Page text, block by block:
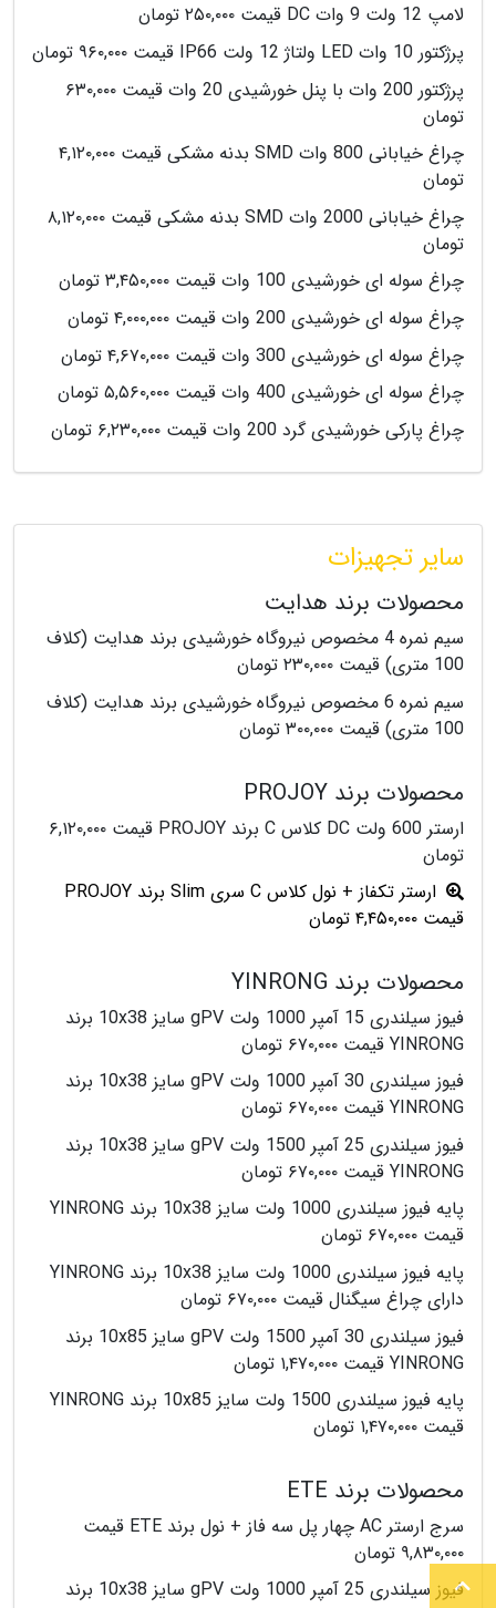
لامپ 12 ولت 9 وات DC قیمت ۲۵۰,۰۰۰ تومان
پرژکتور 10 وات LED ولتاژ 12 ولت IP66 قیمت ۹۶۰,۰۰۰ تومان
پرژکتور 200 وات با پنل خورشیدی 20 وات قیمت ۶۳۰,۰۰۰
تومان
چراغ خیابانی 800 وات SMD بدنه مشکی قیمت ۴,۱۲۰,۰۰۰
تومان
چراغ خیابانی 2000 وات SMD بدنه مشکی قیمت ۸,۱۲۰,۰۰۰
تومان
چراغ سوله ای خورشیدی 100 وات قیمت ۳,۴۵۰,۰۰۰ تومان
چراغ سوله ای خورشیدی 200 وات قیمت ۴,۰۰۰,۰۰۰ تومان
چراغ سوله ای خورشیدی 300 وات قیمت ۴,۶۷۰,۰۰۰ تومان
چراغ سوله ای خورشیدی 400 وات قیمت ۵,۵۶۰,۰۰۰ تومان
چراغ پارکی خورشیدی گرد 200 وات قیمت ۶,۲۳۰,۰۰۰ تومان
سایر تجهیزات
محصولات برند هدایت
سیم نمره 4 مخصوص نیروگاه خورشیدی برند هدایت (کلاف
100 متری) قیمت ۲۳۰,۰۰۰ تومان
سیم نمره 6 مخصوص نیروگاه خورشیدی برند هدایت (کلاف
100 متری) قیمت ۳۰۰,۰۰۰ تومان
محصولات برند PROJOY
ارستر 600 ولت DC کلاس C برند PROJOY قیمت ۶,۱۲۰,۰۰۰
تومان
ارستر تکفاز + نول کلاس C سری Slim برند PROJOY
قیمت ۴,۴۵۰,۰۰۰ تومان
محصولات برند YINRONG
فیوز سیلندری 15 آمپر 1000 ولت gPV سایز 10x38 برند
YINRONG قیمت ۶۷۰,۰۰۰ تومان
فیوز سیلندری 30 آمپر 1000 ولت gPV سایز 10x38 برند
YINRONG قیمت ۶۷۰,۰۰۰ تومان
فیوز سیلندری 25 آمپر 1500 ولت gPV سایز 10x38 برند
YINRONG قیمت ۶۷۰,۰۰۰ تومان
پایه فیوز سیلندری 1000 ولت سایز 10x38 برند YINRONG
قیمت ۶۷۰,۰۰۰ تومان
پایه فیوز سیلندری 1000 ولت سایز 10x38 برند YINRONG
دارای چراغ سیگنال قیمت ۶۷۰,۰۰۰ تومان
فیوز سیلندری 30 آمپر 1500 ولت gPV سایز 10x85 برند
YINRONG قیمت ۱,۴۷۰,۰۰۰ تومان
پایه فیوز سیلندری 1500 ولت سایز 10x85 برند YINRONG
قیمت ۱,۴۷۰,۰۰۰ تومان
محصولات برند ETE
سرج ارستر AC چهار پل سه فاز + نول برند ETE قیمت
۹,۸۳۰,۰۰۰ تومان
فیوز سیلندری 25 آمپر 1000 ولت gPV سایز 10x38 برند